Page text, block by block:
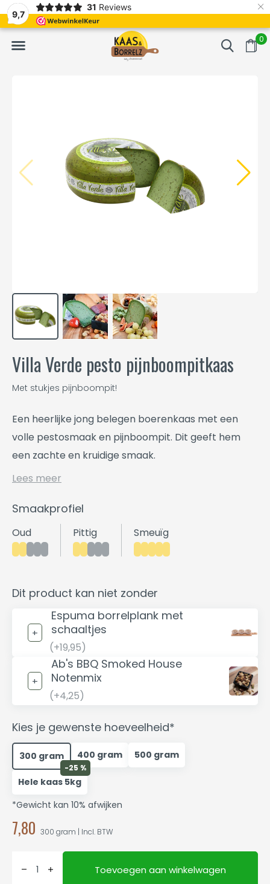
9,7
31 Reviews ×
0
Vaak volgende dag geleverd Gratis bezorgd
Villa Verde pesto pijnboompitkaas
Met stukjes pijnboompit!
Een heerlijke jong belegen boerenkaas met een
volle pestosmaak en pijnboompit. Dit geeft hem
een zachte en kruidige smaak.
Lees meer
Smaakprofiel
Oud Pittig Smeuïg
Dit product kan niet zonder
Espuma borrelplank met
schaaltjes
(+19,95)
Ab's BBQ Smoked House
Notenmix
(+4,25)
Kies je gewenste hoeveelheid*
300 gram 400 gram 500 gram
-25 %
Hele kaas 5kg
*Gewicht kan 10% afwijken
7,80 300 gram | Incl. BTW
Toevoegen aan winkelwagen